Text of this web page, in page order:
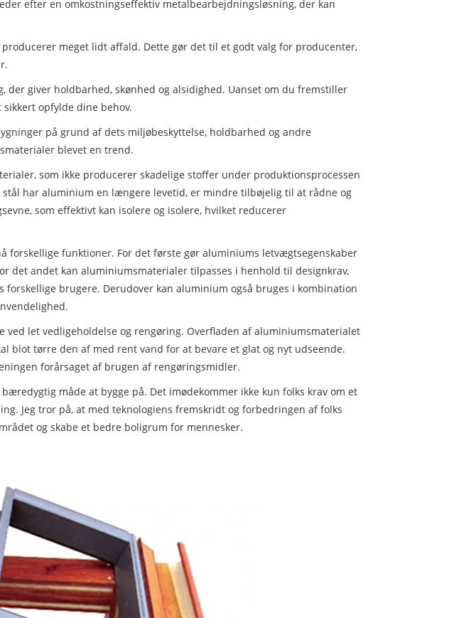
efter en omkostningseffektiv metalbearbejdningsløsning, der kan
meget lidt affald. Dette gør det til et godt valg for producenter,
giver holdbarhed, skønhed og alsidighed. Uanset om du fremstiller
opfylde dine behov.
på grund af dets miljøbeskyttelse, holdbarhed og andre
blevet en trend.
som ikke producerer skadelige stoffer under produktionsprocessen
har aluminium en længere levetid, er mindre tilbøjelig til at rådne og
som effektivt kan isolere og isolere, hvilket reducerer
forskellige funktioner. For det første gør aluminiums letvægtsegenskaber
det andet kan aluminiumsmaterialer tilpasses i henhold til designkrav,
brugere. Derudover kan aluminium også bruges i kombination
let vedligeholdelse og rengøring. Overfladen af ​​aluminiumsmaterialet
blot tørre den af ​​med rent vand for at bevare et glat og nyt udseende.
forårsaget af brugen af ​​rengøringsmidler.
måde at bygge på. Det imødekommer ikke kun folks krav om et
Jeg tror på, at med teknologiens fremskridt og forbedringen af ​​folks
og skabe et bedre boligrum for mennesker.